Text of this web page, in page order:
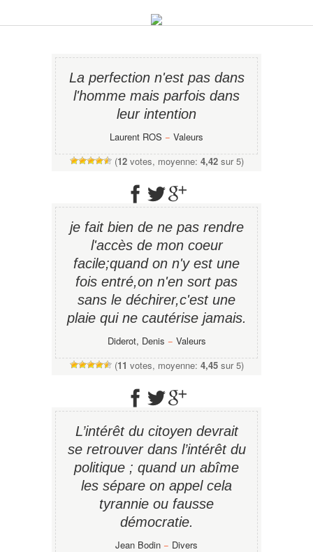
La perfection n'est pas dans
l'homme mais parfois dans
leur intention
Laurent ROS − Valeurs
(12votes, moyenne: 4,42sur 5)
je fait bien de ne pas rendre
l'accès de mon coeur
facile;quand on n'y est une
fois entré,on n'en sort pas
sans le déchirer,c'est une
plaie qui ne cautérise jamais.
Diderot, Denis − Valeurs
(11 votes, moyenne: 4,45sur 5)
L’intérêt du citoyen devrait
se retrouver dans l’intérêt du
politique ; quand un abîme
les sépare on appel cela
tyrannie ou fausse
démocratie.
Jean Bodin − Divers